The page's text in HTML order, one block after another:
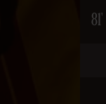
81'